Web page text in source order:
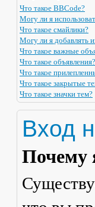
Что такое BBCode?
Могу ли я
Что такое смайлики?
Могу ли я добавлять
Что такое важные
Что такое объявления?
Что такое
Что такое закрытые
Что такое значки тем?
Вход
Почему